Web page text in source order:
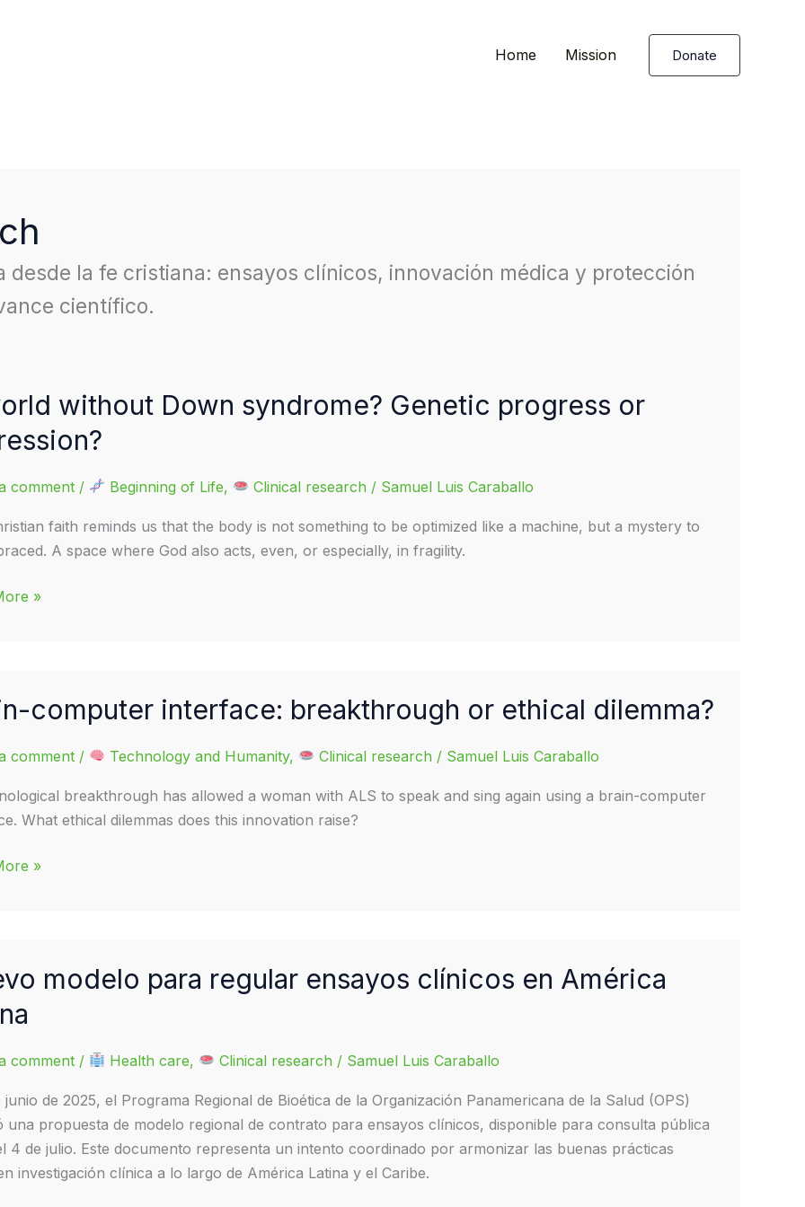
Home Mission Donate
desde la fe cristiana: ensayos clínicos, innovación médica y protección
científico.
without Down syndrome? Genetic progress or
comment / Beginning of Life, Clinical research / Samuel Luis Caraballo
faith reminds us that the body is not something to be optimized like a machine, but a mystery to
A space where God also acts, even, or especially, in fragility.
»
computer interface: breakthrough or ethical dilemma?
comment / Technology and Humanity, Clinical research / Samuel Luis Caraballo
breakthrough has allowed a woman with ALS to speak and sing again using a brain-computer
What ethical dilemmas does this innovation raise?
»
modelo para regular ensayos clínicos en América
comment / Health care, Clinical research / Samuel Luis Caraballo
junio de 2025, el Programa Regional de Bioética de la Organización Panamericana de la Salud (OPS)
una propuesta de modelo regional de contrato para ensayos clínicos, disponible para consulta pública
4 de julio. Este documento representa un intento coordinado por armonizar las buenas prácticas
investigación clínica a lo largo de América Latina y el Caribe.